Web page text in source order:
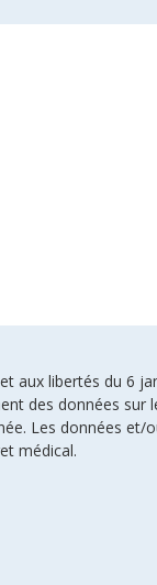
aux libertés du 6
des données sur
Les données et/
médical.